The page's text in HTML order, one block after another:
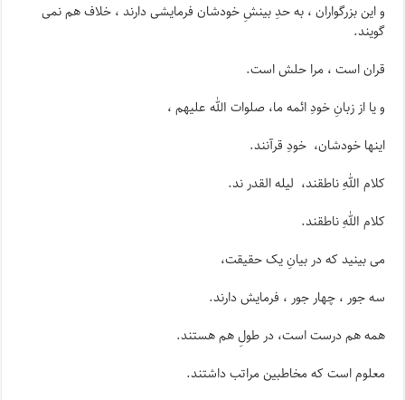
و این بزرگواران ، به حدِ بینشِ خودشان فرمایشی دارند ، خلاف هم نمی
گویند.
قران است ، مرا حلش است.
و یا از زبانِ خودِ ائمه ما، صلوات الله علیهم ،
اینها خودشان، خودِ قرآنند.
کلام اللهِ ناطقند، لیله القدر ند.
کلام اللهِ ناطقند.
می بینید که در بیانِ یک حقیقت،
سه جور ، چهار جور ، فرمایش دارند.
همه هم درست است، در طولِ هم هستند.
معلوم است که مخاطبین مراتب داشتند.